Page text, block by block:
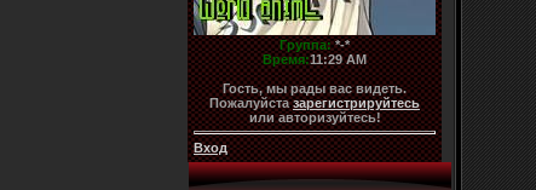
Группа: *-*
Время:11:29 AM
Гость, мы рады вас видеть.
Пожалуйстазарегистрируйтесь
или авторизуйтесь!
Вход